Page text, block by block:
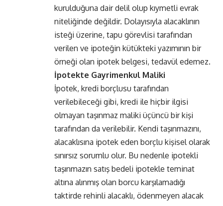
kurulduğuna dair delil olup kıymetli evrak
niteliğinde değildir. Dolayısıyla alacaklının
isteği üzerine, tapu görevlisi tarafından
verilen ve ipoteğin kütükteki yazımının bir
örneği olan ipotek belgesi, tedavül edemez.
İpotekte Gayrimenkul Maliki
İpotek, kredi borçlusu tarafından
verilebileceği gibi, kredi ile hiçbir ilgisi
olmayan taşınmaz maliki üçüncü bir kişi
tarafından da verilebilir. Kendi taşınmazını,
alacaklısına ipotek eden borçlu kişisel olarak
sınırsız sorumlu olur. Bu nedenle ipotekli
taşınmazın satış bedeli ipotekle teminat
altına alınmış olan borcu karşılamadığı
taktirde rehinli alacaklı, ödenmeyen alacak